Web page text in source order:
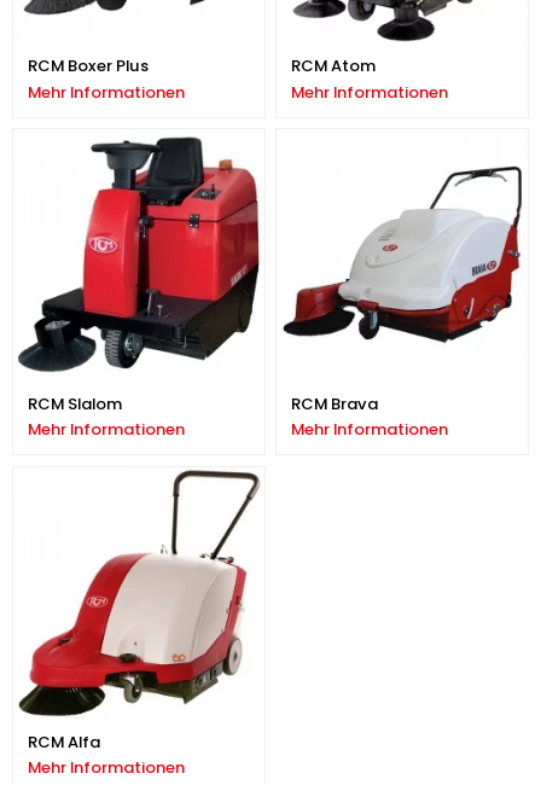
RCM Boxer Plus
Mehr Informationen
RCM Atom
Mehr Informationen
RCM Slalom
Mehr Informationen
RCM Brava
Mehr Informationen
RCM Alfa
Mehr Informationen